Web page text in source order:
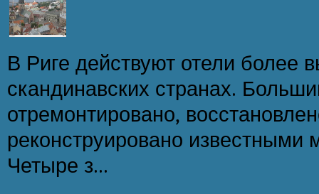
В Риге действуют отели более
скандинавских странах.
отремонтировано,
реконструировано
Четыре з...